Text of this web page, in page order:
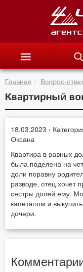
Главная Вопрос-
Квартирный
18.03.2023 ›
Оксана
Квартира в равных
была поделена на
доли поравну
разводе, отец хочет
сестры долей ему.
капеталом и
дочери.